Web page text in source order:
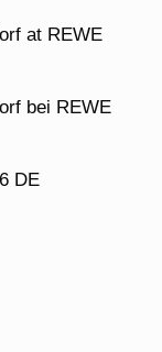
at REWE
bei REWE
DE